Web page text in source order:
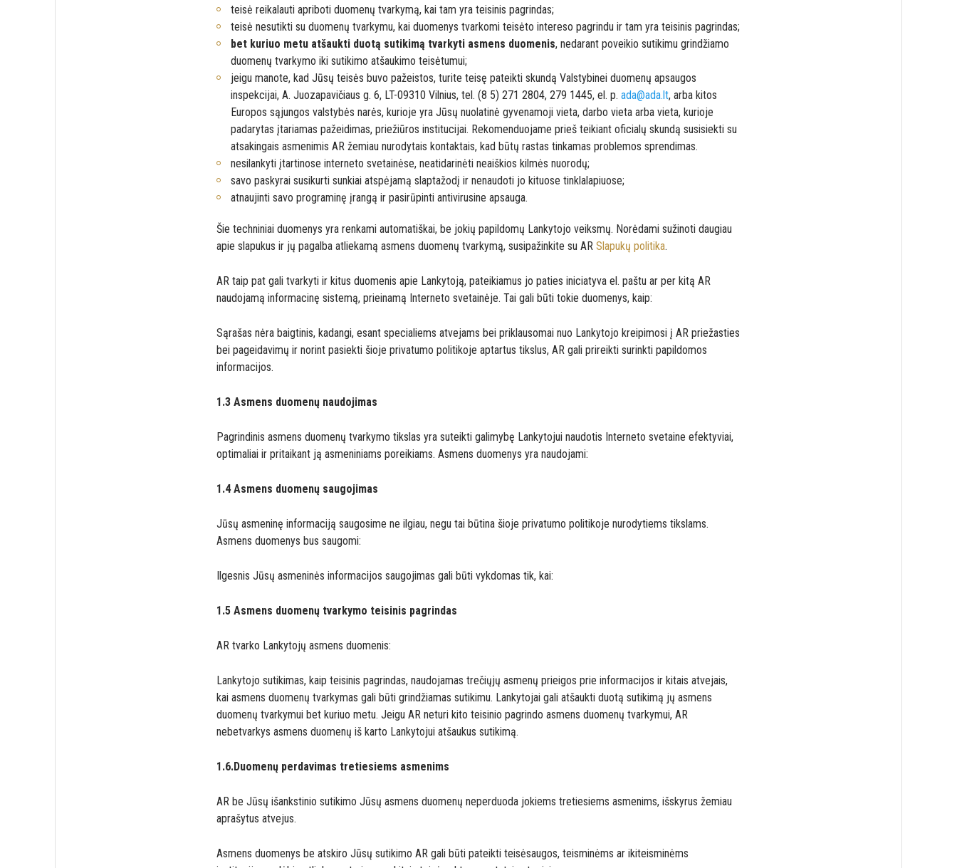
teisė reikalauti apriboti duomenų tvarkymą, kai tam yra teisinis pagrindas;
teisė nesutikti su duomenų tvarkymu, kai duomenys tvarkomi teisėto intereso pagrindu ir tam yra teisinis pagrindas;
bet kuriuo metu atšaukti duotą sutikimą tvarkyti asmens duomenis, nedarant poveikio sutikimu grindžiamo
duomenų tvarkymo iki sutikimo atšaukimo teisėtumui;
jeigu manote, kad Jūsų teisės buvo pažeistos, turite teisę pateikti skundą Valstybinei duomenų apsaugos
inspekcijai, A. Juozapavičiaus g. 6, LT-09310 Vilnius, tel. (8 5) 271 2804, 279 1445, el. p.ada@ada.lt, arba kitos
Europos sąjungos valstybės narės, kurioje yra Jūsų nuolatinė gyvenamoji vieta, darbo vieta arba vieta, kurioje
padarytas įtariamas pažeidimas, priežiūros institucijai. Rekomenduojame prieš teikiant oficialų skundą susisiekti su
atsakingais asmenimis AR žemiau nurodytais kontaktais, kad būtų rastas tinkamas problemos sprendimas.
nesilankyti įtartinose interneto svetainėse, neatidarinėti neaiškios kilmės nuorodų;
savo paskyrai susikurti sunkiai atspėjamą slaptažodį ir nenaudoti jo kituose tinklalapiuose;
atnaujinti savo programinę įrangą ir pasirūpinti antivirusine apsauga.
Šie techniniai duomenys yra renkami automatiškai, be jokių papildomų Lankytojo veiksmų. Norėdami sužinoti daugiau
apie slapukus ir jų pagalba atliekamą asmens duomenų tvarkymą, susipažinkite su ARSlapukų politika.
AR taip pat gali tvarkyti ir kitus duomenis apie Lankytoją, pateikiamus jo paties iniciatyva el. paštu ar per kitą AR
naudojamą informacinę sistemą, prieinamą Interneto svetainėje. Tai gali būti tokie duomenys, kaip:
Sąrašas nėra baigtinis, kadangi, esant specialiems atvejams bei priklausomai nuo Lankytojo kreipimosi į AR priežasties
bei pageidavimų ir norint pasiekti šioje privatumo politikoje aptartus tikslus, AR gali prireikti surinkti papildomos
informacijos.
1.3 Asmens duomenų naudojimas
Pagrindinis asmens duomenų tvarkymo tikslas yra suteikti galimybę Lankytojui naudotis Interneto svetaine efektyviai,
optimaliai ir pritaikant ją asmeniniams poreikiams. Asmens duomenys yra naudojami:
1.4 Asmens duomenų saugojimas
Jūsų asmeninę informaciją saugosime ne ilgiau, negu tai būtina šioje privatumo politikoje nurodytiems tikslams.
Asmens duomenys bus saugomi:
Ilgesnis Jūsų asmeninės informacijos saugojimas gali būti vykdomas tik, kai:
1.5 Asmens duomenų tvarkymo teisinis pagrindas
AR tvarko Lankytojų asmens duomenis:
Lankytojo sutikimas, kaip teisinis pagrindas, naudojamas trečiųjų asmenų prieigos prie informacijos ir kitais atvejais,
kai asmens duomenų tvarkymas gali būti grindžiamas sutikimu. Lankytojai gali atšaukti duotą sutikimą jų asmens
duomenų tvarkymui bet kuriuo metu. Jeigu AR neturi kito teisinio pagrindo asmens duomenų tvarkymui, AR
nebetvarkys asmens duomenų iš karto Lankytojui atšaukus sutikimą.
1.6.Duomenų perdavimas tretiesiems asmenims
AR be Jūsų išankstinio sutikimo Jūsų asmens duomenų neperduoda jokiems tretiesiems asmenims, išskyrus žemiau
aprašytus atvejus.
Asmens duomenys be atskiro Jūsų sutikimo AR gali būti pateikti teisėsaugos, teisminėms ar ikiteisminėms